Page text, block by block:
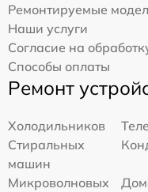
Ремонтируемые
Наши услуги
Согласие на
Способы оплаты
Ремонт
Холодильников
Стиральных
машин
Микроволновых